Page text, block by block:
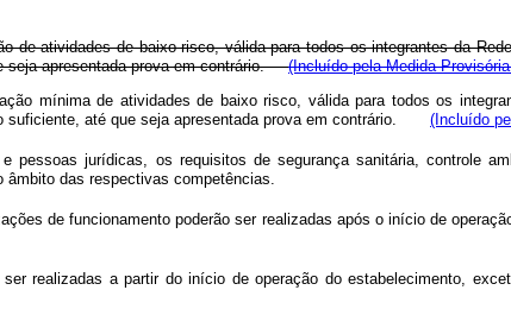
de atividades de baixo risco, válida para todos os integrantes da
apresentada prova em contrário.
(Incluído pela Medida
mínima de atividades de baixo risco, válida para todos os
suficiente, até que seja apresentada prova em contrário. (Incluído
jurídicas, os requisitos de segurança sanitária, controle
das respectivas competências.
de funcionamento poderão ser realizadas após o início de
realizadas a partir do início de operação do estabelecimento,